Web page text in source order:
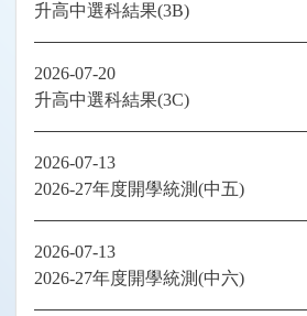
升高中選科結果(3B)
2026-07-20
升高中選科結果(3C)
2026-07-13
2026-27年度開學統測(中五)
2026-07-13
2026-27年度開學統測(中六)